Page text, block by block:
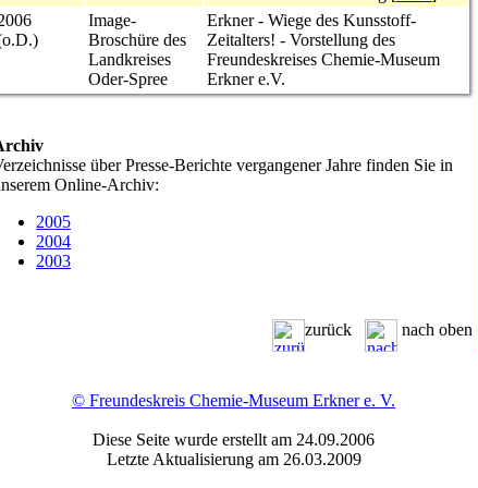
Image-
Broschüre des
Landkreises
Oder-Spree
Erkner - Wiege des Kunsstoff-
Zeitalters! - Vorstellung des
Freundeskreises Chemie-Museum
Erkner e.V.
über Presse-Berichte vergangener Jahre finden Sie in
Online-Archiv:
2005
2004
2003
zurück nach oben
© Freundeskreis Chemie-Museum Erkner e. V.
Diese Seite wurde erstellt am 24.09.2006
Letzte Aktualisierung am 26.03.2009